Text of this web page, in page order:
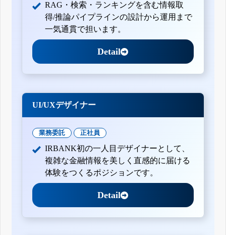
RAG・検索・ランキングを含む情報取
得/推論パイプラインの設計から運用まで
一気通貫で担います。
Detail
UI/UXデザイナー
業務委託 正社員
IRBANK初の一人目デザイナーとして、
複雑な金融情報を美しく直感的に届ける
体験をつくるポジションです。
Detail